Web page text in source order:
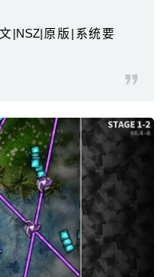
|NSZ|原版|系统要